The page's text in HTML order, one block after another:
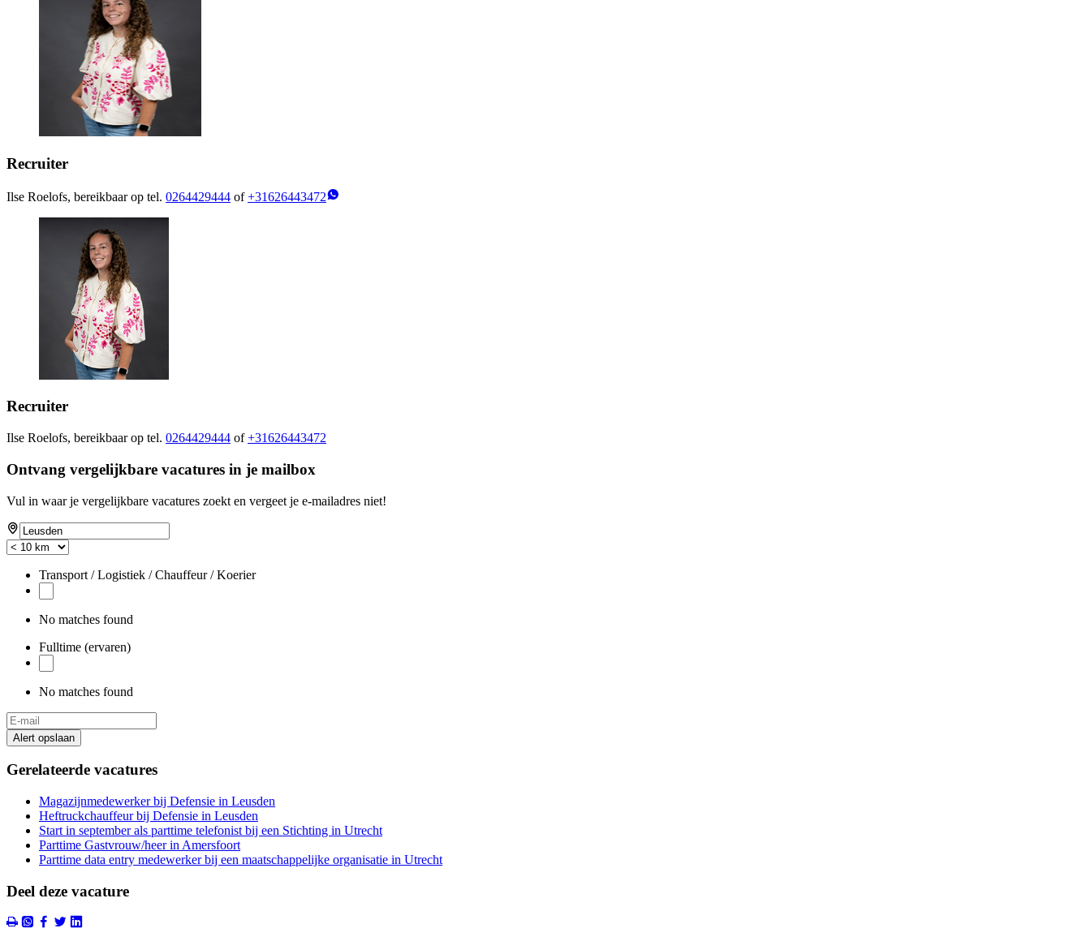
Recruiter
Ilse Roelofs, bereikbaar op tel. 0264429444 of+31626443472
Recruiter
Ilse Roelofs, bereikbaar op tel. 0264429444 of+31626443472
Ontvang vergelijkbare vacatures in je mailbox
Vul in waar je vergelijkbare vacatures zoekt en vergeet je e-mailadres niet!
Transport / Logistiek / Chauffeur / Koerier
No matches found
Fulltime (ervaren)
No matches found
Alert opslaan
Gerelateerde vacatures
Magazijnmedewerker bij Defensie in Leusden
Heftruckchauffeur bij Defensie in Leusden
Start in september als parttime telefonist bij een Stichting in Utrecht
Parttime Gastvrouw/heer in Amersfoort
Parttime data entry medewerker bij een maatschappelijke organisatie in Utrecht
Deel deze vacature